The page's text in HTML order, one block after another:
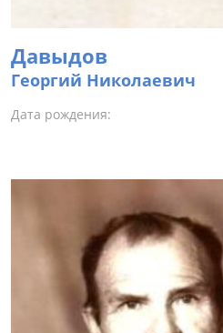
Давыдов
Георгий Николаевич
Дата рождения: